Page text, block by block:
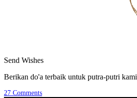
Send Wishes
Berikan do'a terbaik untuk putra-putri kami
27 Comments